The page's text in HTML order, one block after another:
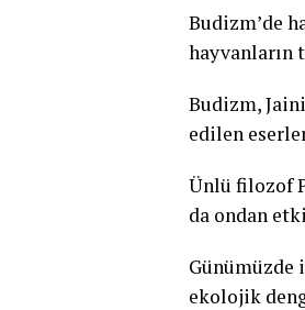
Budizm’de
hayvanların
Budizm,
edilen
Ünlü filozof
da ondan
Günümüzde
ekolojik